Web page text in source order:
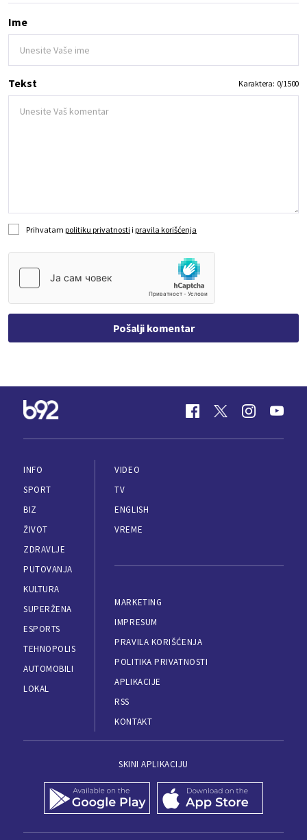
Ime
Tekst Karaktera: 0/1500
Prihvatam politiku privatnosti i pravila korišćenja
Pošalji komentar
INFO
SPORT
BIZ
ŽIVOT
ZDRAVLJE
PUTOVANJA
KULTURA
SUPERŽENA
ESPORTS
TEHNOPOLIS
AUTOMOBILI
LOKAL
VIDEO
TV
ENGLISH
VREME
MARKETING
IMPRESUM
PRAVILA KORIŠĆENJA
POLITIKA PRIVATNOSTI
APLIKACIJE
RSS
KONTAKT
SKINI APLIKACIJU